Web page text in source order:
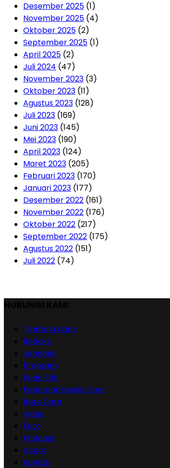
Desember 2025 (1)
November 2025 (4)
Oktober 2025 (2)
September 2025 (1)
April 2025 (2)
Juli 2024 (47)
November 2023 (3)
Oktober 2023 (11)
Agustus 2023 (128)
Juli 2023 (169)
Juni 2023 (145)
Mei 2023 (190)
April 2023 (124)
Maret 2023 (205)
Februari 2023 (170)
Januari 2023 (177)
Desember 2022 (161)
November 2022 (176)
Oktober 2022 (217)
September 2022 (175)
Agustus 2022 (151)
Juli 2022 (74)
Tentang Kami
Redaksi
Jaringan
Program
Kode Etik
Pedoman Media Siber
Rate Card
Video
Foto
Podcast
Acara
Kontak